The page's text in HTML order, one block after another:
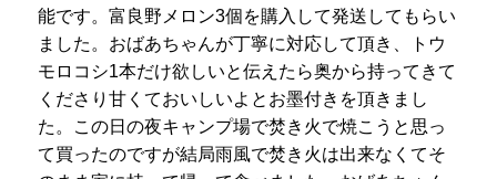
能です。富良野メロン3個を購入して発送してもらい
ました。おばあちゃんが丁寧に対応して頂き、トウ
モロコシ1本だけ欲しいと伝えたら奥から持ってきて
くださり甘くておいしいよとお墨付きを頂きまし
た。この日の夜キャンプ場で焚き火で焼こうと思っ
て買ったのですが結局雨風で焚き火は出来なくてそ